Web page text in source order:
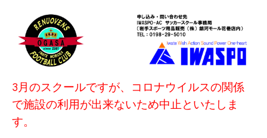
3月のスクールですが、コロナウイルスの関係
で施設の利用が出来ないため中止といたしま
す。